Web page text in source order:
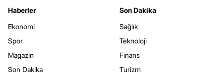
Haberler
Ekonomi
Spor
Magazin
Son Dakika
Son Dakika
Sağlık
Teknoloji
Finans
Turizm